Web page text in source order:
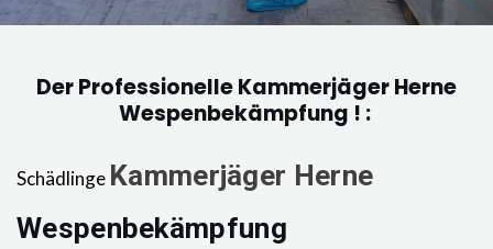
Der Professionelle Kammerjäger Herne
Wespenbekämpfung ! :
Schädlinge Kammerjäger Herne
Wespenbekämpfung